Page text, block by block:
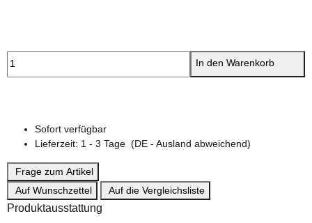
In den Warenkorb
Sofort verfügbar
Lieferzeit: 1 - 3 Tage (DE - Ausland abweichend)
Frage zum Artikel
Auf Wunschzettel
Auf die Vergleichsliste
Produktausstattung